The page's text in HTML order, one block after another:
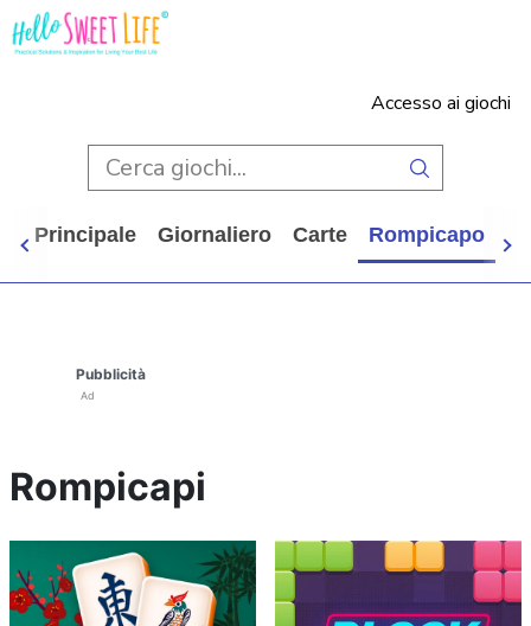
Accesso ai giochi
Principale Giornaliero Carte Rompicapo
Pubblicità
Ad
Rompicapi